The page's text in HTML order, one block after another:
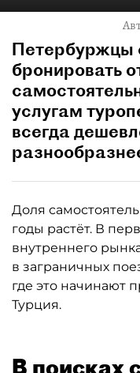
Петербуржцы
бронировать
услугам
всегда
Доля
годы растёт. В
внутреннего
в заграничных
где это начинают
Турция.
В поисках